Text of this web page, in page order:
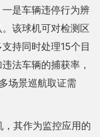
是车辆违停行为辨
该球机可对检测区
持同时处理15个目
法车辆的捕获率，
场景巡航取证需
其作为监控应用的